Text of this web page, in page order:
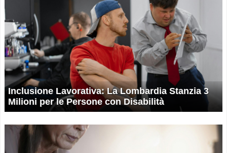
Inclusione Lavorativa: La Lombardia Stanzia 3
Milioni per le Persone con Disabilità